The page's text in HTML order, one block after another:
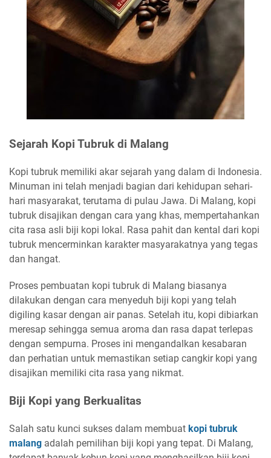
Sejarah Kopi Tubruk di Malang
Kopi tubruk memiliki akar sejarah yang dalam di Indonesia.
Minuman ini telah menjadi bagian dari kehidupan sehari-
hari masyarakat, terutama di pulau Jawa. Di Malang, kopi
tubruk disajikan dengan cara yang khas, mempertahankan
cita rasa asli biji kopi lokal. Rasa pahit dan kental dari kopi
tubruk mencerminkan karakter masyarakatnya yang tegas
dan hangat.
Proses pembuatan kopi tubruk di Malang biasanya
dilakukan dengan cara menyeduh biji kopi yang telah
digiling kasar dengan air panas. Setelah itu, kopi dibiarkan
meresap sehingga semua aroma dan rasa dapat terlepas
dengan sempurna. Proses ini mengandalkan kesabaran
dan perhatian untuk memastikan setiap cangkir kopi yang
disajikan memiliki cita rasa yang nikmat.
Biji Kopi yang Berkualitas
Salah satu kunci sukses dalam membuat kopi tubruk
malang adalah pemilihan biji kopi yang tepat. Di Malang,